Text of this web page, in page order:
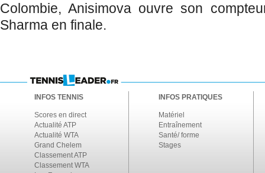
Colombie, Anisimova ouvre son
Sharma en finale.
INFOS TENNIS
Scores en direct
Actualité ATP
Actualité WTA
Grand Chelem
Classement ATP
Classement WTA
INFOS PRATIQUES
Matériel
Entraînement
Santé/ forme
Stages